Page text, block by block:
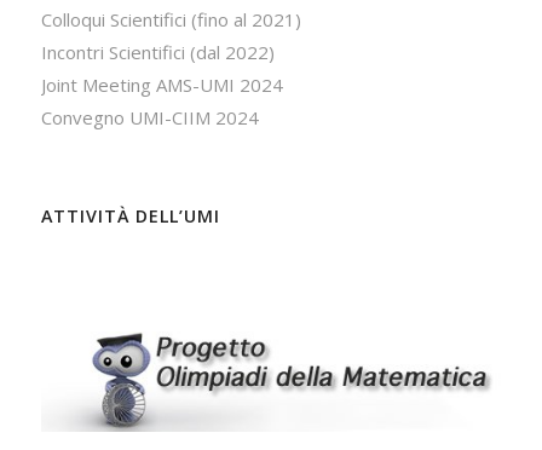
Colloqui Scientifici (fino al 2021)
Incontri Scientifici (dal 2022)
Joint Meeting AMS-UMI 2024
Convegno UMI-CIIM 2024
ATTIVITÀ DELL’UMI